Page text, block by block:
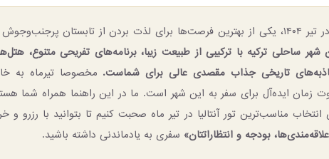
همراه شدن با تور آنتالیا در تیر ۱۴۰۴، یکی از بهترین فرصت‌ها برای لذت بردن از تابستان
شهر ساحلی ترکیه با ترکیبی از طبیعت زیبا، برنامه‌های تفریحی متنوع،
تاریخی جذاب مقصدی عالی برای شماست. مخصوصا تیرماه به
زمان ایده‌آل برای سفر به این شهر است. ما در این راهنما همراه شما
مناسب‌ترین تور آنتالیا در تیر ماه صحبت کنیم تا بتوانید با رزرو و
بودجه و انتظاراتتان» سفری به یادماندنی داشته باشید.